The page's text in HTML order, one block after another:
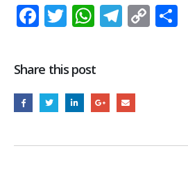
Facebook
Twitter
WhatsApp
Copy
Share this post